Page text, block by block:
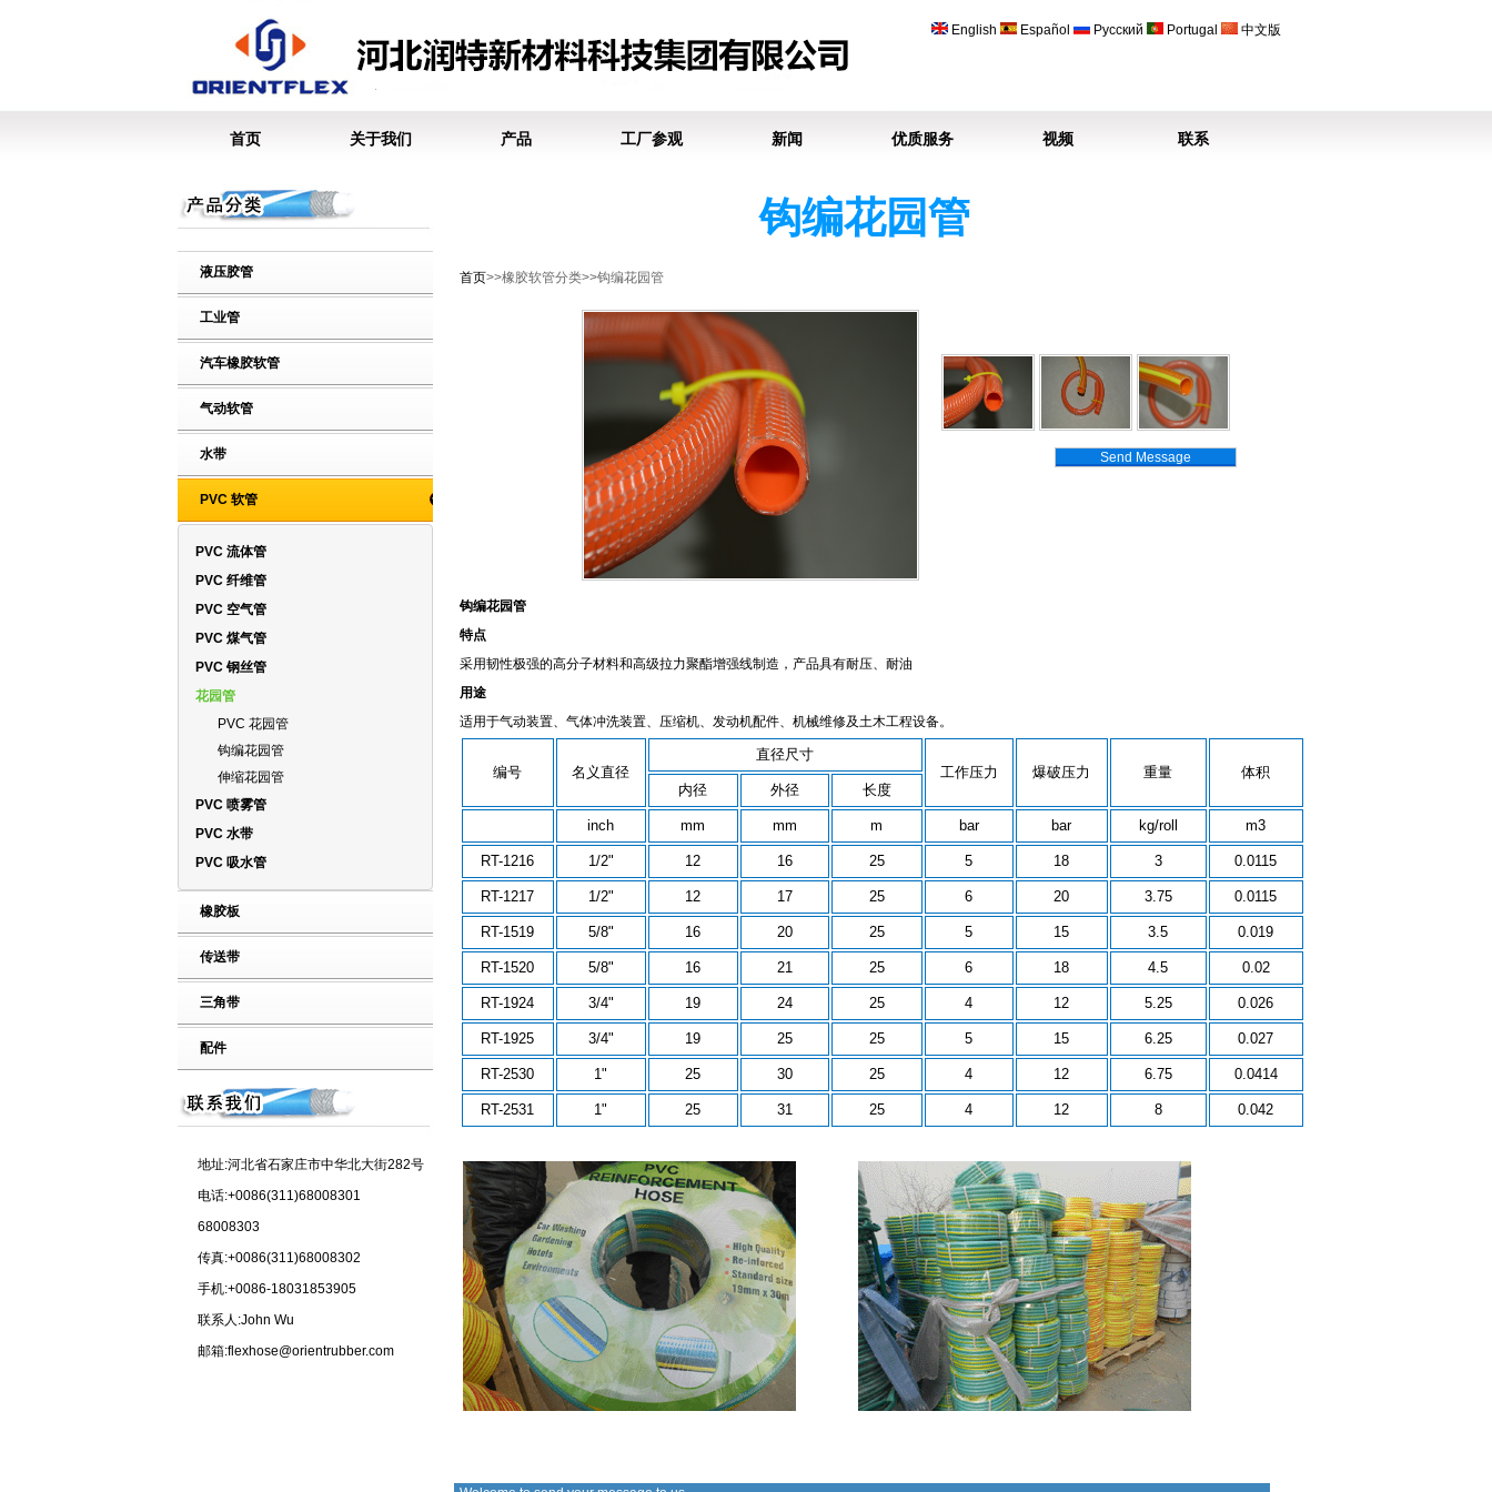
English Español Русский Portugal 中文版
首页 关于我们 产品 工厂参观 新闻 优质服务 视频 联系
液压胶管
工业管
汽车橡胶软管
气动软管
水带
PVC 软管
PVC 流体管
PVC 纤维管
PVC 空气管
PVC 煤气管
PVC 钢丝管
花园管
PVC 花园管
钩编花园管
伸缩花园管
PVC 喷雾管
PVC 水带
PVC 吸水管
橡胶板
传送带
三角带
配件
地址:河北省石家庄市中华北大街282号
电话:+0086(311)68008301
68008303
传真:+0086(311)68008302
手机:+0086-18031853905
联系人:John Wu
邮箱:flexhose@orientrubber.com
钩编花园管
首页>>橡胶软管分类>>钩编花园管
Send Message
钩编花园管
特点
采用韧性极强的高分子材料和高级拉力聚酯增强线制造，产品具有耐压、耐油
用途
适用于气动装置、气体冲洗装置、压缩机、发动机配件、机械维修及土木工程设备。
编号 名义直径
直径尺寸
工作压力
爆破压力 重量
体积
内径
外径 长度
inch mm mm m bar bar kg/roll m3
RT-1216 1/2" 12 16 25 5 18 3 0.0115
RT-1217 1/2" 12 17 25 6 20 3.75 0.0115
RT-1519 5/8" 16 20 25 5 15 3.5 0.019
RT-1520 5/8" 16 21 25 6 18 4.5 0.02
RT-1924 3/4" 19 24 25 4 12 5.25 0.026
RT-1925 3/4" 19 25 25 5 15 6.25 0.027
RT-2530 1" 25 30 25 4 12 6.75 0.0414
RT-2531 1" 25 31 25 4 12 8 0.042